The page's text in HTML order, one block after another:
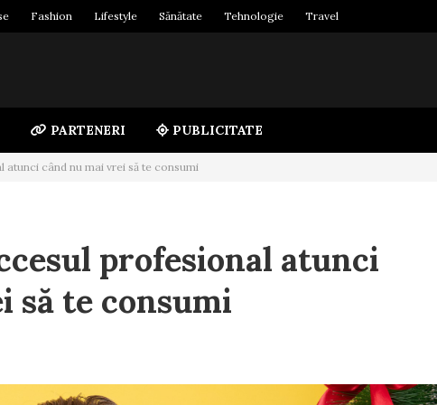
Fashion Lifestyle Sănătate Tehnologie Travel
PARTENERI PUBLICITATE
atunci când nu mai vrei să te consumi
profesional atunci
să te consumi